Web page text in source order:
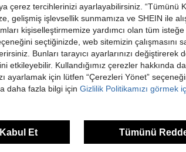
çerez tercihlerinizi ayarlayabilirsiniz. “Tümünü
gelişmiş işlevsellik sunmamıza ve SHEIN ile
kişiselleştirmemize yardımcı olan tüm isteğe
seçtiğinizde, web sitemizin çalışmasını
Bunları tarayıcı ayarlarınızı değiştirerek
etkileyebilir. Kullandığımız çerezler hakkında
ayarlamak için lütfen “Çerezleri Yönet”
daha fazla bilgi için Gizlilik Politikamızı görmek
Et Tümünü